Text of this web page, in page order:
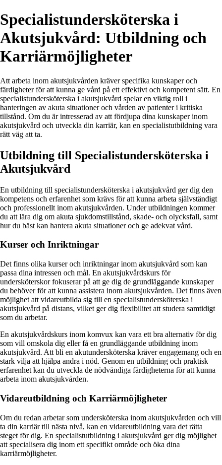
Specialistundersköterska i
Akutsjukvård: Utbildning och
Karriärmöjligheter
Att arbeta inom akutsjukvården kräver specifika kunskaper och
färdigheter för att kunna ge vård på ett effektivt och kompetent sätt. En
specialistundersköterska i akutsjukvård spelar en viktig roll i
hanteringen av akuta situationer och vården av patienter i kritiska
tillstånd. Om du är intresserad av att fördjupa dina kunskaper inom
akutsjukvård och utveckla din karriär, kan en specialistutbildning vara
rätt väg att ta.
Utbildning till Specialistundersköterska i
Akutsjukvård
En utbildning till specialistundersköterska i akutsjukvård ger dig den
kompetens och erfarenhet som krävs för att kunna arbeta självständigt
och professionellt inom akutsjukvården. Under utbildningen kommer
du att lära dig om akuta sjukdomstillstånd, skade- och olycksfall, samt
hur du bäst kan hantera akuta situationer och ge adekvat vård.
Kurser och Inriktningar
Det finns olika kurser och inriktningar inom akutsjukvård som kan
passa dina intressen och mål. En akutsjukvårdskurs för
undersköterskor fokuserar på att ge dig de grundläggande kunskaper
du behöver för att kunna assistera inom akutsjukvården. Det finns även
möjlighet att vidareutbilda sig till en specialistundersköterska i
akutsjukvård på distans, vilket ger dig flexibilitet att studera samtidigt
som du arbetar.
En akutsjukvårdskurs inom komvux kan vara ett bra alternativ för dig
som vill omskola dig eller få en grundläggande utbildning inom
akutsjukvård. Att bli en akutundersköterska kräver engagemang och en
stark vilja att hjälpa andra i nöd. Genom en utbildning och praktisk
erfarenhet kan du utveckla de nödvändiga färdigheterna för att kunna
arbeta inom akutsjukvården.
Vidareutbildning och Karriärmöjligheter
Om du redan arbetar som undersköterska inom akutsjukvården och vill
ta din karriär till nästa nivå, kan en vidareutbildning vara det rätta
steget för dig. En specialistutbildning i akutsjukvård ger dig möjlighet
att specialisera dig inom ett specifikt område och öka dina
karriärmöjligheter.